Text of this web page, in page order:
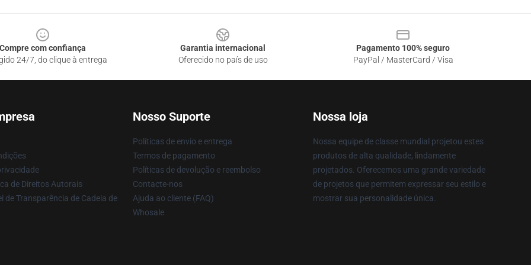
Compre com confiança
24/7, do clique à entrega
Garantia internacional
Oferecido no país de uso
Pagamento 100% seguro
PayPal / MasterCard / Visa
de Direitos Autorais
de Transparência de Cadeia de
Nosso Suporte
Políticas de envio e entrega
Termos de pagamento
Políticas de devolução e reembolso
Contacte-nos
Ajuda ao cliente (FAQ)
Whosale
Nossa loja
Nossa equipe de classe mundial projetou estes
produtos de alta qualidade, lindamente
projetados. Oferecemos uma grande variedade
de projetos que permitem expressar seu estilo e
mostrar sua personalidade única.